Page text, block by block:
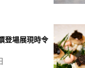
場展現時令